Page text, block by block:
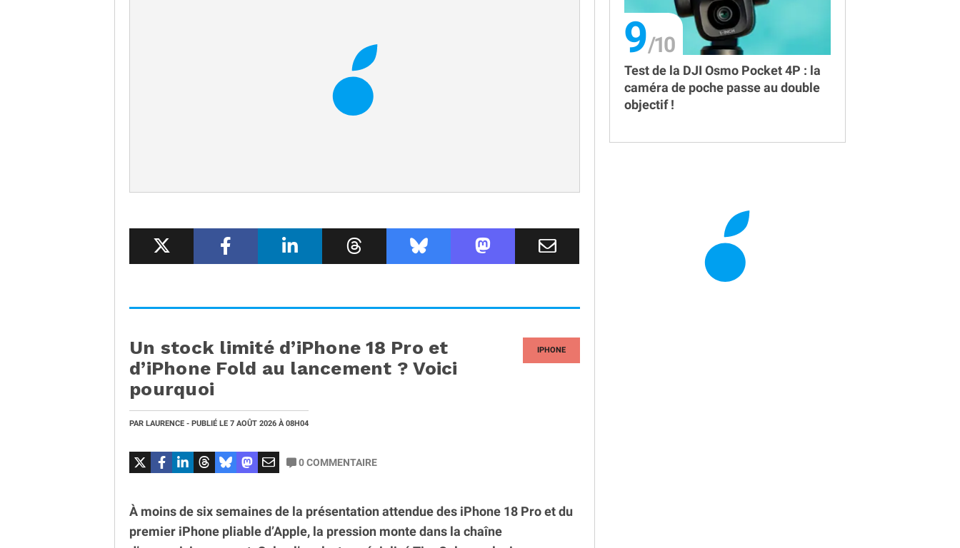
IPHONE
Un stock limité d’iPhone 18 Pro et
d’iPhone Fold au lancement ? Voici
pourquoi
PAR LAURENCE - PUBLIÉ LE 7 AOÛT 2026 À 08H04
0COMMENTAIRE
À moins de six semaines de la présentation attendue des iPhone 18 Pro et du
premier iPhone pliable d’Apple, la pression monte dans la chaîne
9
Test de la DJI Osmo Pocket 4P : la
caméra de poche passe au double
objectif !